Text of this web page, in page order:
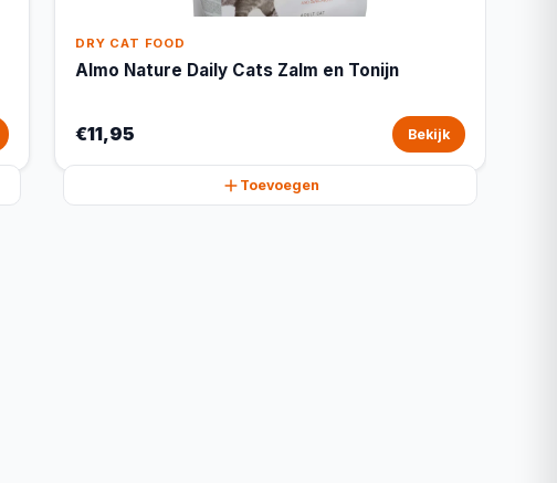
DRY CAT FOOD
Almo Nature Daily Cats Zalm en Tonijn
€11,95 Bekijk
Toevoegen